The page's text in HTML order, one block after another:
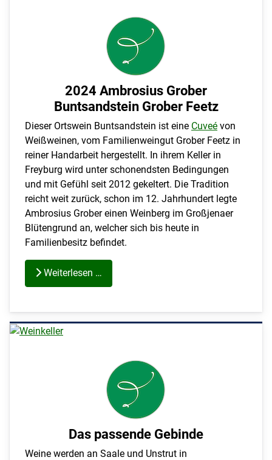
2024 Ambrosius Grober
Buntsandstein Grober Feetz
Dieser Ortswein Buntsandstein ist eine Cuveé von
Weißweinen, vom Familienweingut Grober Feetz in
reiner Handarbeit hergestellt. In ihrem Keller in
Freyburg wird unter schonendsten Bedingungen
und mit Gefühl seit 2012 gekeltert. Die Tradition
reicht weit zurück, schon im 12. Jahrhundert legte
Ambrosius Grober einen Weinberg im Großjenaer
Blütengrund an, welcher sich bis heute in
Familienbesitz befindet.
Weiterlesen …
Das passende Gebinde
Weine werden an Saale und Unstrut in